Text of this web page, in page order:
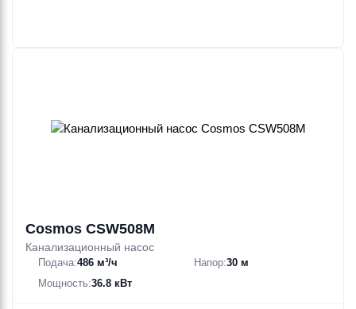
Cosmos CSW508M
Канализационный насос
Подача:486 м³/ч Напор:30 м
Мощность:36.8 кВт